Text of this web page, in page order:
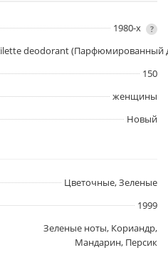
1980-х ?
deodorant (Парфюмированный
150
женщины
Новый
Цветочные, Зеленые
1999
Зеленые ноты, Кориандр,
Мандарин, Персик